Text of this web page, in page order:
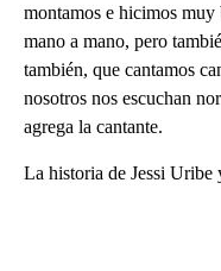
montamos e hicimos
mano a mano, pero
también, que cantamos
nosotros nos escuchan
agrega la cantante.
La historia de Jessi Uribe